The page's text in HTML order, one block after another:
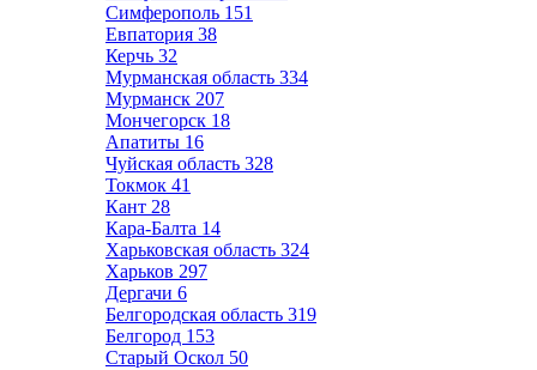
Симферополь 151
Евпатория 38
Керчь 32
Мурманская область 334
Мурманск 207
Мончегорск 18
Апатиты 16
Чуйская область 328
Токмок 41
Кант 28
Кара-Балта 14
Харьковская область 324
Харьков 297
Дергачи 6
Белгородская область 319
Белгород 153
Старый Оскол 50